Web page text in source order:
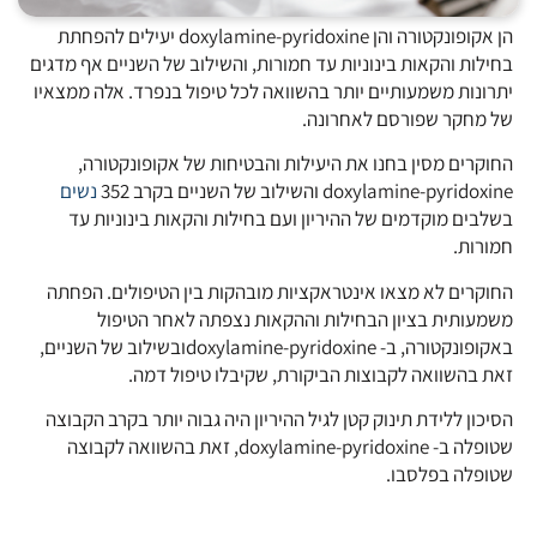
הן אקופונקטורה והן doxylamine-pyridoxine יעילים להפחתת
בחילות והקאות בינוניות עד חמורות, והשילוב של השניים אף מדגים
יתרונות משמעותיים יותר בהשוואה לכל טיפול בנפרד. אלה ממצאיו
של מחקר שפורסם לאחרונה.
החוקרים מסין בחנו את היעילות והבטיחות של אקופונקטורה,
doxylamine-pyridoxine והשילוב של השניים בקרב 352
נשים
בשלבים מוקדמים של ההיריון ועם בחילות והקאות בינוניות עד
חמורות.
החוקרים לא מצאו אינטראקציות מובהקות בין הטיפולים. הפחתה
משמעותית בציון הבחילות וההקאות נצפתה לאחר הטיפול
באקופונקטורה, ב- doxylamine-pyridoxineובשילוב של השניים,
זאת בהשוואה לקבוצות הביקורת, שקיבלו טיפול דמה.
הסיכון ללידת תינוק קטן לגיל ההיריון היה גבוה יותר בקרב הקבוצה
שטופלה ב- doxylamine-pyridoxine, זאת בהשוואה לקבוצה
שטופלה בפלסבו.